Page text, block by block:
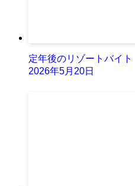
定年後のリゾートバイト
2026年5月20日